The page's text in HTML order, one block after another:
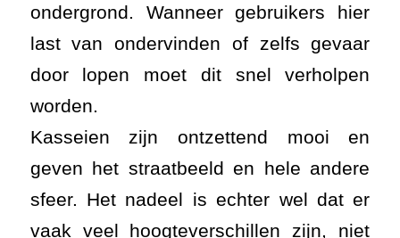
ondergrond. Wanneer gebruikers hier
last van ondervinden of zelfs gevaar
door lopen moet dit snel verholpen
worden.
Kasseien zijn ontzettend mooi en
geven het straatbeeld en hele andere
sfeer. Het nadeel is echter wel dat er
vaak veel hoogteverschillen zijn, niet